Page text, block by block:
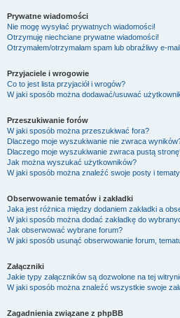
Prywatne wiadomości
Nie mogę wysyłać prywatnych wiadomości!
Otrzymuję niechciane prywatne wiadomości!
Otrzymałem/otrzymałam spam lub obraźliwy e-
Przyjaciele i wrogowie
Co to jest lista przyjaciół i wrogów?
W jaki sposób można dodawać/usuwać
Przeszukiwanie forów
W jaki sposób można przeszukiwać fora?
Dlaczego moje wyszukiwanie nie zwraca
Dlaczego moje wyszukiwanie zwraca pustą
Jak można wyszukać użytkowników?
W jaki sposób można znaleźć swoje posty i
Obserwowanie tematów i zakładki
Jaka jest różnica między dodaniem zakładki a
W jaki sposób można dodać zakładkę do
Jak obserwować wybrane forum?
W jaki sposób usunąć obserwowanie forum,
Załączniki
Jakie typy załączników są dozwolone na tej
W jaki sposób można znaleźć wszystkie swoje
Zagadnienia związane z phpBB